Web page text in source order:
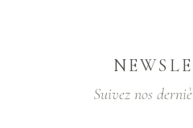
Suivez nos